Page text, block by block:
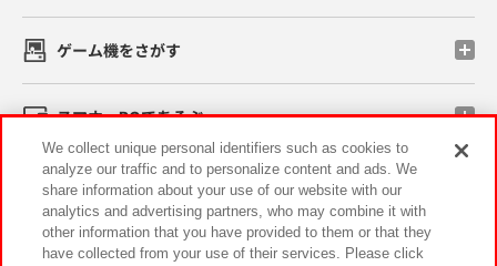
ゲーム機をさがす
スマホ・PCであそぶ
イベント・キャンペーン
We collect unique personal identifiers such as cookies to
analyze our traffic and to personalize content and ads. We
share information about your use of our website with our
analytics and advertising partners, who may combine it with
other information that you have provided to them or that they
have collected from your use of their services. Please click